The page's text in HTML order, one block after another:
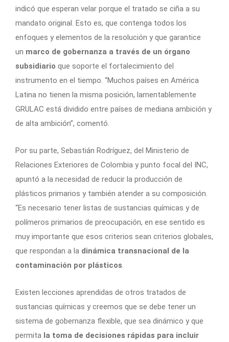
indicó que esperan velar porque el tratado se ciña a su
mandato original. Esto es, que contenga todos los
enfoques y elementos de la resolución y que garantice
un marco de gobernanza a través de un órgano
subsidiario que soporte el fortalecimiento del
instrumento en el tiempo. “Muchos países en América
Latina no tienen la misma posición, lamentablemente
GRULAC está dividido entre países de mediana ambición y
de alta ambición”, comentó.
Por su parte, Sebastián Rodríguez, del Ministerio de
Relaciones Exteriores de Colombia y punto focal del INC,
apuntó a la necesidad de reducir la producción de
plásticos primarios y también atender a su composición.
“Es necesario tener listas de sustancias químicas y de
polímeros primarios de preocupación, en ese sentido es
muy importante que esos criterios sean criterios globales,
que respondan a la dinámica transnacional de la
contaminación por plásticos.
Existen lecciones aprendidas de otros tratados de
sustancias químicas y creemos que se debe tener un
sistema de gobernanza flexible, que sea dinámico y que
permita la toma de decisiones rápidas para incluir